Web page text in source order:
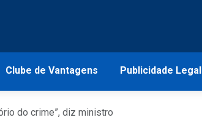
Clube de Vantagens Publicidade Legal
do crime”, diz ministro